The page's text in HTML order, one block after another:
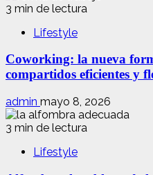
3 min de lectura
Lifestyle
Coworking: la nueva
compartidos eficientes y
admin mayo 8, 2026
3 min de lectura
Lifestyle